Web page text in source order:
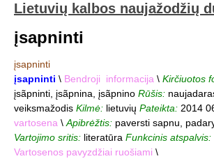
Lietuvių kalbos naujažodžių
įsapninti
įsapninti
įsapninti \ Bendroji informacija \ Kirčiuotos
įsãpninti, įsãpnina, įsãpnino Rūšis:
veiksmažodis Kilmė: lietuvių Pateikta: 2014
vartosena \ Apibrėžtis: paversti sapnu,
Vartojimo sritis: literatūra Funkcinis atspalvis:
Vartosenos pavyzdžiai ruošiami \